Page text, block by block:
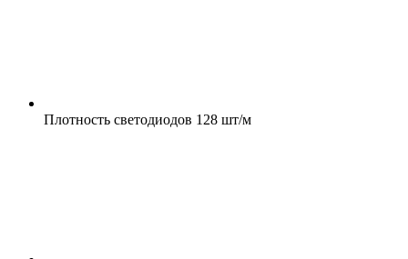
Плотность светодиодов 128 шт/м